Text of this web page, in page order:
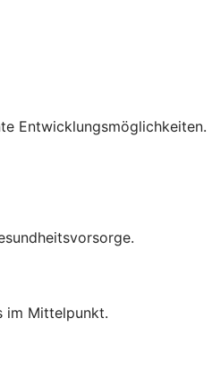
Entwicklungsmöglichkeiten.
im Mittelpunkt.